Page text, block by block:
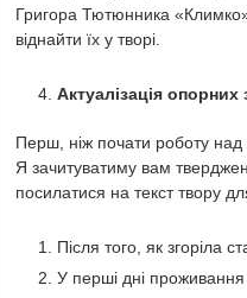
Григора Тютюнника
віднайти їх у творі.
Актуалізація опорних
Перш, ніж почати роботу над
Я зачитуватиму вам
посилатися на текст твору
Після того, як згоріла
У перші дні